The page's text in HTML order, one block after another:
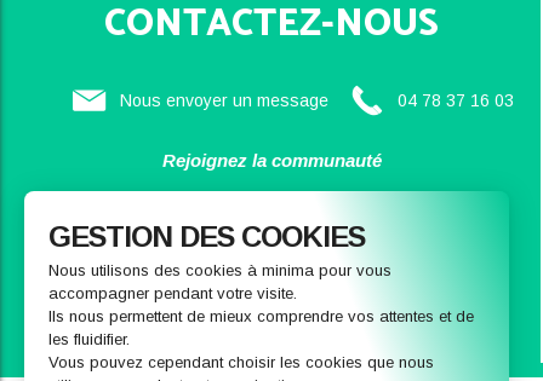
CONTACTEZ-NOUS
Nous envoyer un message 04 78 37 16 03
Rejoignez la communauté
SAINBIOSE
GESTION DES COOKIES
Nous utilisons des cookies à minima pour vous
accompagner pendant votre visite.
Ils nous permettent de mieux comprendre vos attentes et de
les fluidifier.
Vous pouvez cependant choisir les cookies que nous